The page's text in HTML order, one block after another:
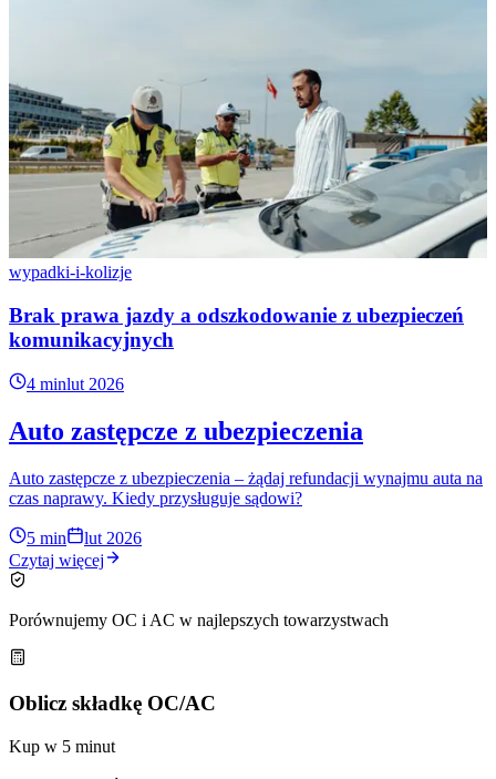
wypadki-i-kolizje
Brak prawa jazdy a odszkodowanie z ubezpieczeń
komunikacyjnych
4 minlut 2026
Auto zastępcze z ubezpieczenia
Auto zastępcze z ubezpieczenia – żądaj refundacji wynajmu auta na
czas naprawy. Kiedy przysługuje sądowi?
5 min
lut 2026
Czytaj więcej
Porównujemy OC i AC w najlepszych towarzystwach
Oblicz składkę OC/AC
Kup w 5 minut